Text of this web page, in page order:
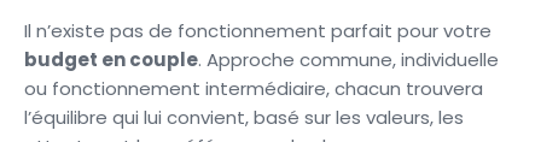
Il n’existe pas de fonctionnement parfait pour votre
budget en couple. Approche commune, individuelle
ou fonctionnement intermédiaire, chacun trouvera
l’équilibre qui lui convient, basé sur les valeurs, les